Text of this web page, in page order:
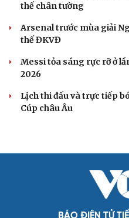
thế chân tường
Arsenal trước mùa giải
thế ĐKVĐ
Messi tỏa sáng rực rỡ ở
2026
Lịch thi đấu và trực tiếp
Cúp châu Âu